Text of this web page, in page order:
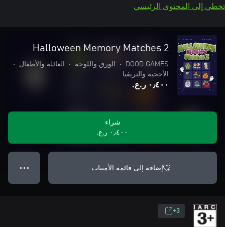
تخطي إلى المحتوى الرئيسي
Halloween Memory Matches 2
DOOD GAMES
• الورق واللوحة • العائلة والأطفال
•
الأحجية والتريفيا
٠٫٤٠٠ ر.ع.‏
شراء
٠٫٤٠٠ ر.ع.‏
إضافة إلى قائمة الأمنيات ● ● ●
3+